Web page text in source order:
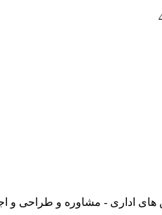
اداری - مشاوره و طراحی و